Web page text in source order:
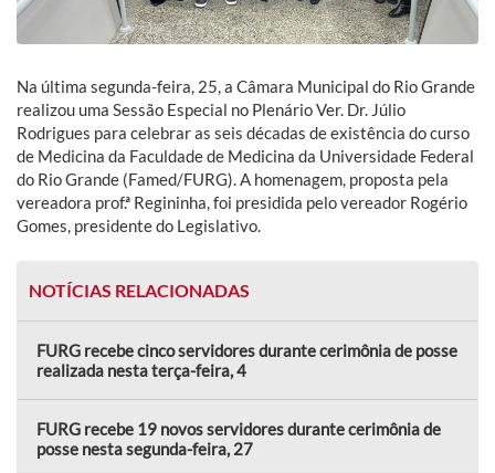
Na última segunda-feira, 25, a Câmara Municipal do Rio Grande
realizou uma Sessão Especial no Plenário Ver. Dr. Júlio
Rodrigues para celebrar as seis décadas de existência do curso
de Medicina da Faculdade de Medicina da Universidade Federal
do Rio Grande (Famed/FURG). A homenagem, proposta pela
vereadora prof.ª Regininha, foi presidida pelo vereador Rogério
Gomes, presidente do Legislativo.
NOTÍCIAS RELACIONADAS
FURG recebe cinco servidores durante cerimônia de posse
realizada nesta terça-feira, 4
FURG recebe 19 novos servidores durante cerimônia de
posse nesta segunda-feira, 27